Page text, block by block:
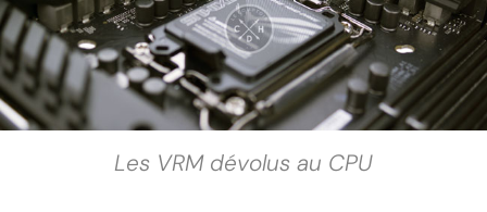
Les VRM dévolus au CPU